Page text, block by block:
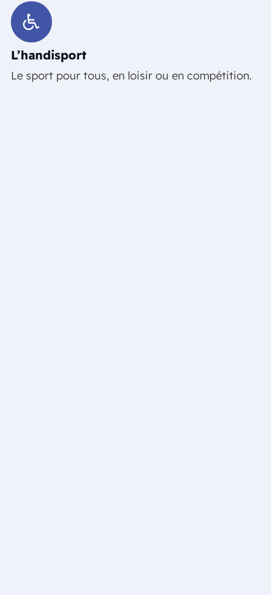
L’handisport
Le sport pour tous, en loisir ou en compétition.